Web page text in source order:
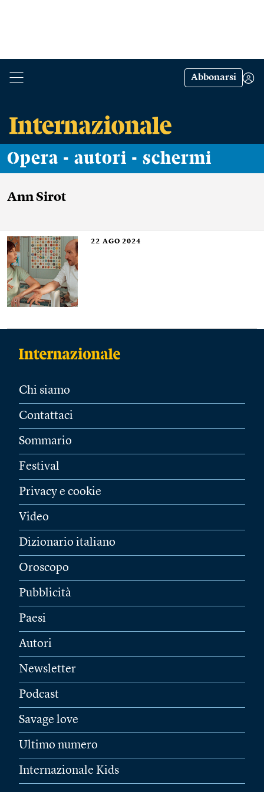
Abbonarsi
Opera - autori - schermi
Ann Sirot
22 AGO 2024
Chi siamo
Contattaci
Sommario
Festival
Privacy e cookie
Video
Dizionario italiano
Oroscopo
Pubblicità
Paesi
Autori
Newsletter
Podcast
Savage love
Ultimo numero
Internazionale Kids